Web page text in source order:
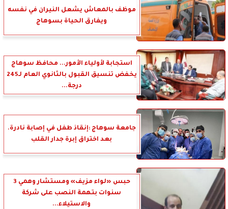
موظف بالمعاش يشعل النيران في نفسه
ويفارق الحياة بسوهاج
استجابة لأولياء الأمور... محافظ سوهاج
يخفض تنسيق القبول بالثانوي العام لـ245
درجة...
جامعة سوهاج :إنقاذ طفل في إصابة نادرة.
بعد اختراق إبرة جدار القلب
حبس «لواء مزيف» ومستشار وهمي 3
سنوات بتهمة النصب على شركة
والاستيلاء...